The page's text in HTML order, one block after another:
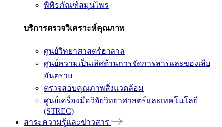
พิพิธภัณฑ์สมุนไพร
บริการตรวจวิเคราะห์คุณภาพ
ศูนย์วิทยาศาสตร์ฮาลาล
ศูนย์ความเป็นเลิศด้านการจัดการสารและของเสีย
อันตราย
ตรวจสอบคุณภาพสิ่งแวดล้อม
ศูนย์เครื่องมือวิจัยวิทยาศาสตร์และเทคโนโลยี
(STREC)
สาระความรู้และข่าวสาร